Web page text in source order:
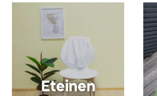
Eteinen